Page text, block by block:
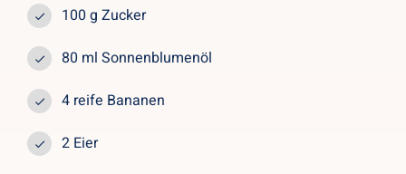
100 g Zucker
80 ml Sonnenblumenöl
4 reife Bananen
2 Eier